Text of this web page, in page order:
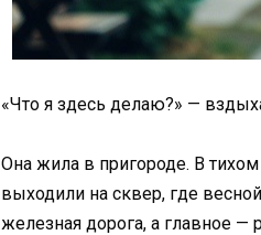
«Что я здесь делаю?» —
Она жила в пригороде. В
выходили на сквер, где
железная дорога, а главное —